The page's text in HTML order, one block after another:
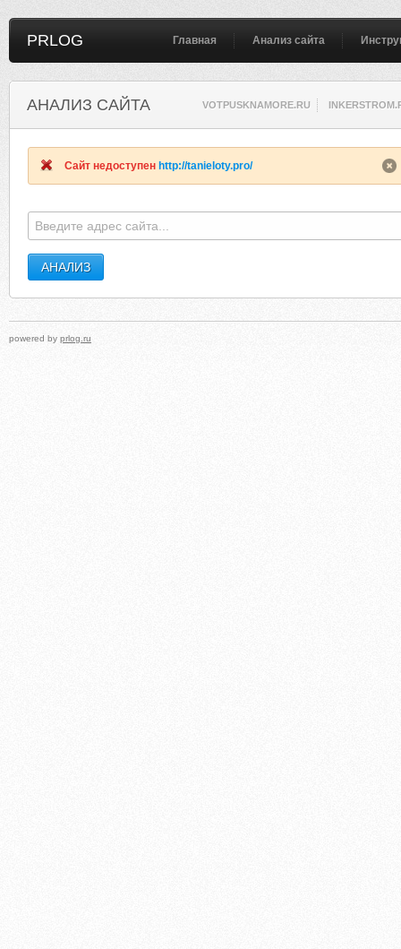
PRLOG Главная Анализ сайта
АНАЛИЗ САЙТА VOTPUSKNAMORE.RU
Сайт недоступен http://tanieloty.pro/
powered by prlog.ru